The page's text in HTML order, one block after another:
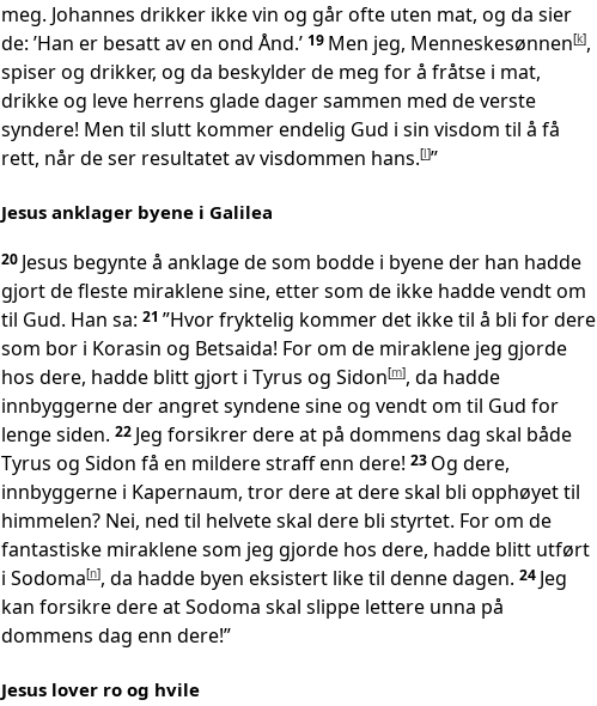
meg. Johannes drikker ikke vin og går ofte uten mat, og da sier
de: ’Han er besatt av en ond Ånd.’ 19 Men jeg, Menneskesønnen[k],
spiser og drikker, og da beskylder de meg for å fråtse i mat,
drikke og leve herrens glade dager sammen med de verste
syndere! Men til slutt kommer endelig Gud i sin visdom til å få
rett, når de ser resultatet av visdommen hans.[l]”
Jesus anklager byene i Galilea
20 Jesus begynte å anklage de som bodde i byene der han hadde
gjort de fleste miraklene sine, etter som de ikke hadde vendt om
til Gud. Han sa: 21 ”Hvor fryktelig kommer det ikke til å bli for dere
som bor i Korasin og Betsaida! For om de miraklene jeg gjorde
hos dere, hadde blitt gjort i Tyrus og Sidon[m], da hadde
innbyggerne der angret syndene sine og vendt om til Gud for
lenge siden. 22 Jeg forsikrer dere at på dommens dag skal både
Tyrus og Sidon få en mildere straff enn dere! 23 Og dere,
innbyggerne i Kapernaum, tror dere at dere skal bli opphøyet til
himmelen? Nei, ned til helvete skal dere bli styrtet. For om de
fantastiske miraklene som jeg gjorde hos dere, hadde blitt utført
i Sodoma[n], da hadde byen eksistert like til denne dagen. 24 Jeg
kan forsikre dere at Sodoma skal slippe lettere unna på
dommens dag enn dere!”
Jesus lover ro og hvile